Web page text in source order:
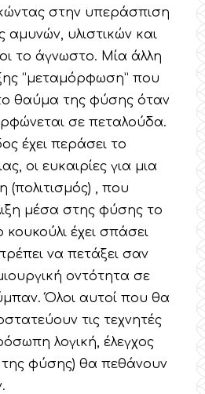
στην υπεράσπιση
αμυνών, υλιστικών και
το άγνωστο. Μία άλλη
“μεταμόρφωση” που
το θαύμα της φύσης όταν
σε πεταλούδα.
έχει περάσει το
οι ευκαιρίες για μια
(πολιτισμός) , που
μέσα στης φύσης το
κουκούλι έχει σπάσει
να πετάξει σαν
οντότητα σε
Όλοι αυτοί που θα
τις τεχνητές
λογική, έλεγχος
φύσης) θα πεθάνουν